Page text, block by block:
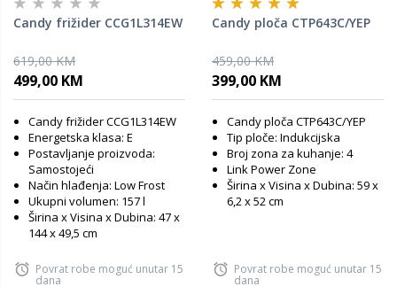
Candy frižider CCG1L314EW
619,00 KM
499,00 KM
Candy frižider CCG1L314EW
Energetska klasa: E
Postavljanje proizvoda:
Samostojeći
Način hlađenja: Low Frost
Ukupni volumen: 157 l
Širina x Visina x Dubina: 47 x
144 x 49,5 cm
Povrat robe moguć unutar 15
dana
Candy ploča CTP643C/YEP
459,00 KM
399,00 KM
Candy ploča CTP643C/YEP
Tip ploče: Indukcijska
Broj zona za kuhanje: 4
Link Power Zone
Širina x Visina x Dubina: 59 x
6,2 x 52 cm
Povrat robe moguć unutar 15
dana